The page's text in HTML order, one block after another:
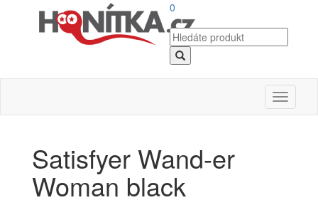
0
Toggle
Satisfyer Wand-er
Woman black